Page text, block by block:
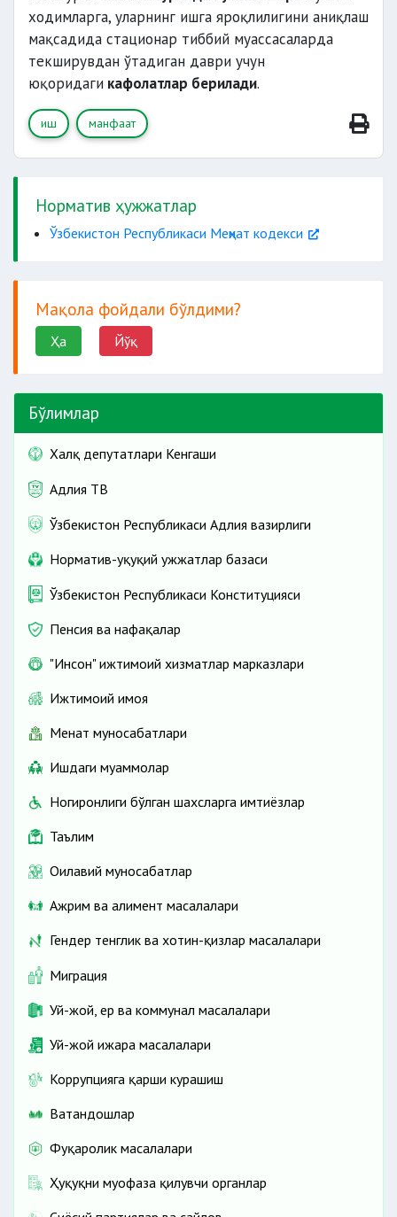
ходимларга, уларнинг ишга яроқлилигини аниқлаш
мақсадида стационар тиббий муассасаларда
текширувдан ўтадиган даври учун
юқоридаги кафолатлар берилади.
иш манфаат
Норматив ҳужжатлар
Ўзбекистон Республикаси Меҳнат кодекси
Мақола фойдали бўлдими?
Ҳа Йўқ
Бўлимлар
Халқ депутатлари Кенгаши
Адлия ТВ
Ўзбекистон Республикаси Адлия вазирлиги
Норматив-ҳуқуқий ҳужжатлар базаси
Ўзбекистон Республикаси Конституцияси
Пенсия ва нафақалар
"Инсон" ижтимоий хизматлар марказлари
Ижтимоий ҳимоя
Меҳнат муносабатлари
Ишдаги муаммолар
Ногиронлиги бўлган шахсларга имтиёзлар
Таълим
Оилавий муносабатлар
Ажрим ва алимент масалалари
Гендер тенглик ва хотин-қизлар масалалари
Миграция
Уй-жой, ер ва коммунал масалалари
Уй-жой ижара масалалари
Коррупцияга қарши курашиш
Ватандошлар
Фуқаролик масалалари
Ҳуқуқни муҳофаза қилувчи органлар